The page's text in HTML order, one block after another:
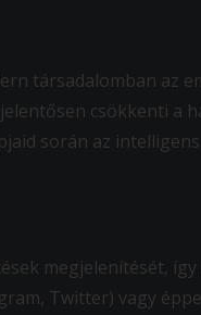
társadalomban az
csökkenti a
során az
megjelenítését,
Twitter) vagy